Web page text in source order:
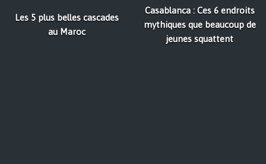
Les 5 plus belles cascades
au Maroc
Casablanca : Ces 6 endroits
mythiques que beaucoup de
jeunes squattent